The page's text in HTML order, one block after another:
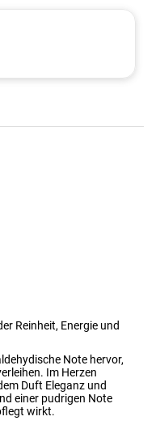
Reinheit, Energie und
Note hervor,
Im Herzen
Duft Eleganz und
einer pudrigen Note
wirkt.